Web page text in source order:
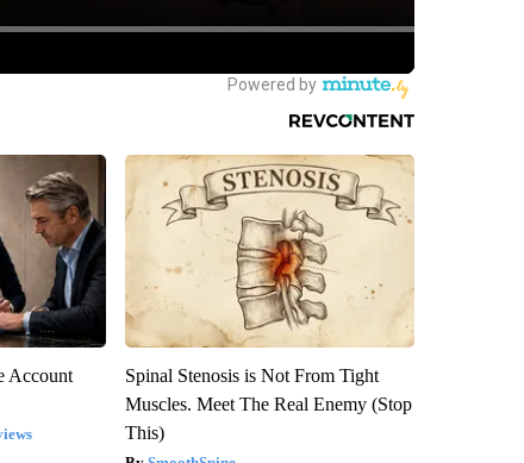
Account
Spinal Stenosis is Not From Tight
Muscles. Meet The Real Enemy (Stop
This)